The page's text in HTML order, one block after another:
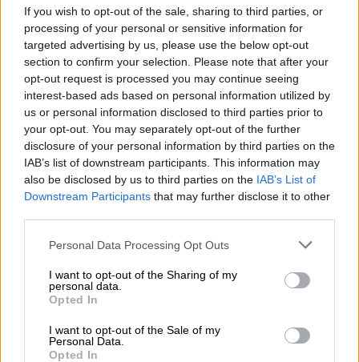
If you wish to opt-out of the sale, sharing to third parties, or
processing of your personal or sensitive information for
targeted advertising by us, please use the below opt-out
section to confirm your selection. Please note that after your
opt-out request is processed you may continue seeing
interest-based ads based on personal information utilized by
us or personal information disclosed to third parties prior to
your opt-out. You may separately opt-out of the further
disclosure of your personal information by third parties on the
IAB’s list of downstream participants. This information may
also be disclosed by us to third parties on the IAB’s List of
Downstream Participants that may further disclose it to other
Please note that this website/app uses one or more Google
not limited to your visit or usage behaviour. You may click to
grant or deny consent to Google and its third-party tags to
use your data for below specified purposes in below Google
consent section.
Personal Data Processing Opt Outs
I want to opt-out of the Sharing of my
personal data.
Opted In
I want to opt-out of the Sale of my
Personal Data.
Opted In
Σινεμά|24.01.2019 22:21
H Αν Χάθαγουεϊ θα πρωταγωνιστήσει
στο ριμέικ «Οι Μάγισσες» (vid)
Τη σκηνοθεσία της νέας ταινίας υπογράφει